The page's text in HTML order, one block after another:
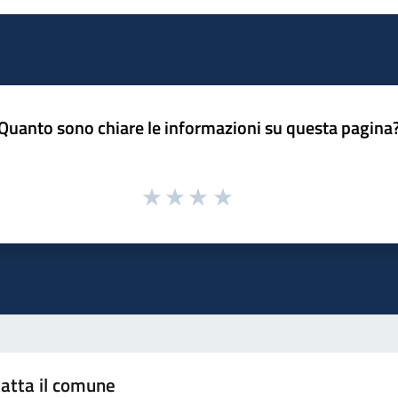
sono chiare le informazioni su questa
il comune